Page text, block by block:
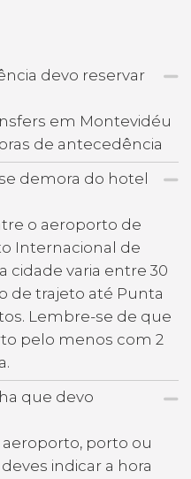
devo reservar
em Montevidéu
de antecedência
demora do hotel
o aeroporto de
Internacional de
cidade varia entre 30
de trajeto até Punta
Lembre-se de que
pelo menos com 2
que devo
porto ou
indicar a hora